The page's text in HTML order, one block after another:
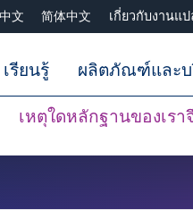
文 简体中文 เกี่ยวกับงานแป
เหตุใดหลักฐานของเรา
เรียนรู้ ผลิตภัณฑ์และบ